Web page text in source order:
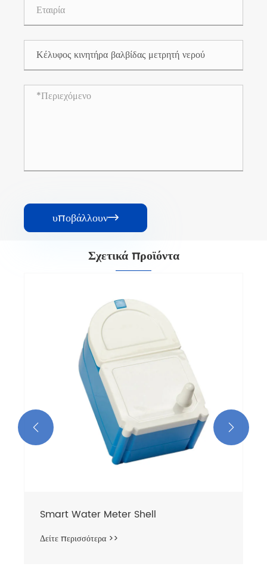
υποβάλλουν
Σχετικά προϊόντα
Πλαστικό κέλυφος Smart Water Meter
Δείτε περισσότερα >>
 